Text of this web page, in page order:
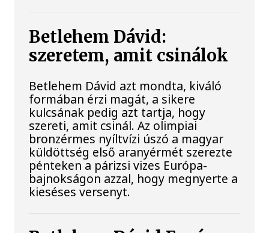
Betlehem Dávid:
szeretem, amit csinálok
Betlehem Dávid azt mondta, kiváló
formában érzi magát, a sikere
kulcsának pedig azt tartja, hogy
szereti, amit csinál. Az olimpiai
bronzérmes nyíltvízi úszó a magyar
küldöttség első aranyérmét szerezte
pénteken a párizsi vizes Európa-
bajnokságon azzal, hogy megnyerte a
kieséses versenyt.